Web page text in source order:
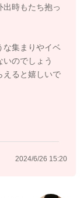
出時もたち抱っ
な集まりやイベ
のでしょう
えると嬉しいで
2024/6/26 15:20